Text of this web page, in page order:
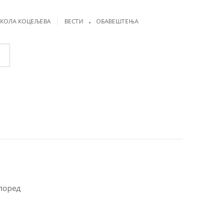
КОЦЕЉЕВА ВЕСТИ . ОБАВЕШТЕЊА